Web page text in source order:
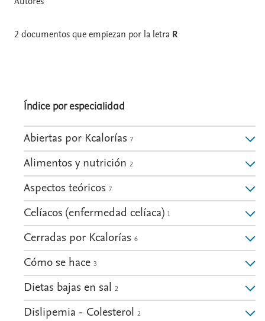
2documentos que empiezan por la letra R
Índice por especialidad
Abiertas por Kcalorías 7
Alimentos y nutrición 2
Aspectos teóricos 7
Celíacos (enfermedad celíaca) 1
Cerradas por Kcalorías 6
Cómo se hace 3
Dietas bajas en sal 2
Dislipemia - Colesterol 2